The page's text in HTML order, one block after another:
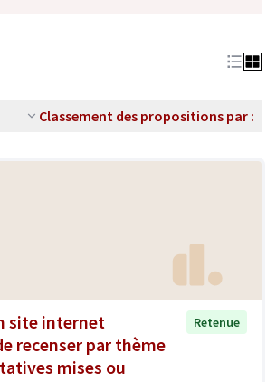
Classement des propositions par :
site internet
recenser par thème
mises ou
Retenue